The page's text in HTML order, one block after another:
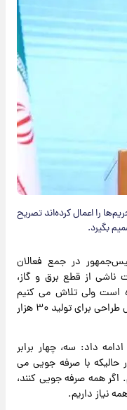
را اعمال کرده‌اند تصریح
بگیرد.
در جمع فعالان
ناشی از قطع برق و گاز،
است ولی تلاش می کنیم
سال آینده دچار این مشکلات نشویم. در حال طراحی برای تولید ۳۰ هزار
داد: سه، چهار برابر
حالیکه با صرفه جویی می
اگر همه صرفه جویی کنند،
نیاز داریم.